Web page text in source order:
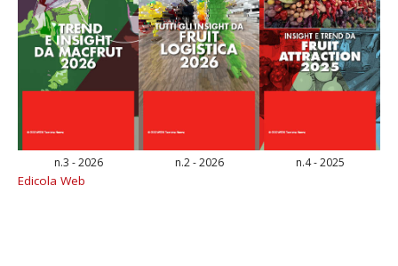
n.3 - 2026 n.2 - 2026 n.4 - 2025
Edicola Web